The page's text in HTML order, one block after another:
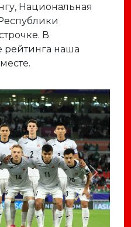
Национальная
В
наша
Next